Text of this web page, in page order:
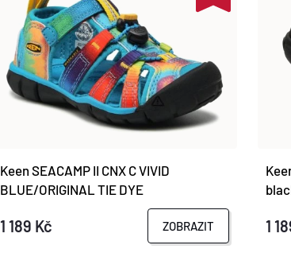
Keen SEACAMP II CNX C VIVID
BLUE/ORIGINAL TIE DYE
1 189 Kč ZOBRAZIT 1